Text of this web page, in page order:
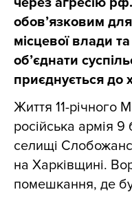
обов’язковим
місцевої влади
об’єднати
приєднується до
Життя 11-річного
російська армія
селищі
на Харківщині.
помешкання, де